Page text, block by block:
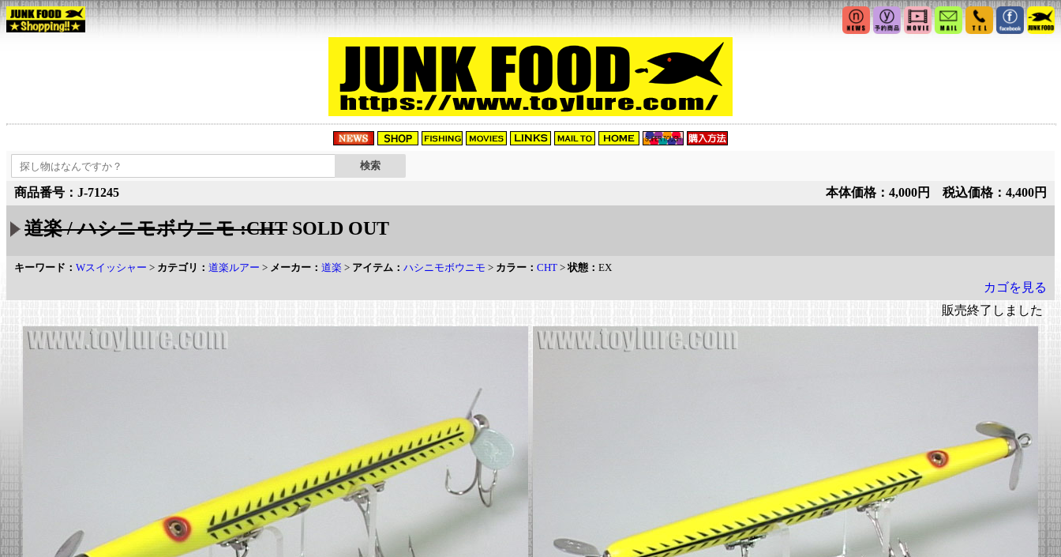
商品番号：J-71245 本体価格：4,000円 税込価格：4,400円
道楽 / ハシニモボウニモ :CHT SOLD OUT
キーワード： Wスイッシャー > カテゴリ： 道楽ルアー > メーカー： 道楽 > アイテム： ハシニモボウニモ > カラー： CHT >状態： EX
カゴを見る
販売終了しました